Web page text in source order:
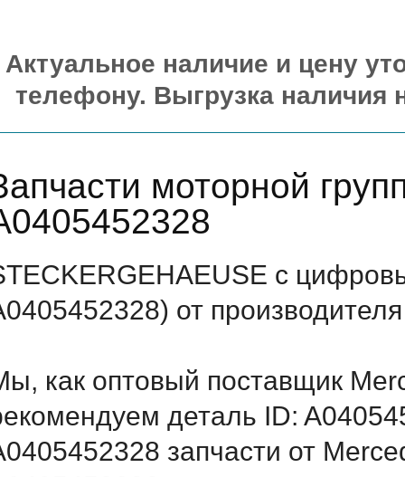
Актуальное наличие и цену
телефону. Выгрузка наличия
моторной
с
от
как оптовый поставщик
деталь ID:
запчасти от